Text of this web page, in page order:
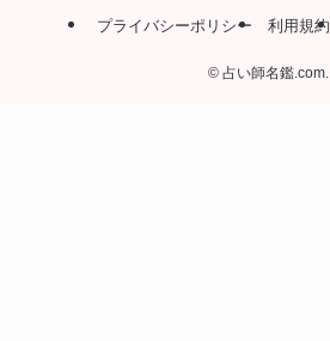
プライバシーポリシー 利用規約
©占い師名鑑.com.